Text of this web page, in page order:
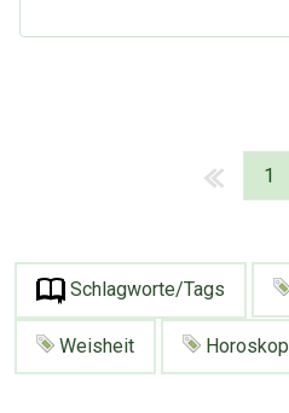
1
Schlagworte/Tags
Weisheit Horoskop